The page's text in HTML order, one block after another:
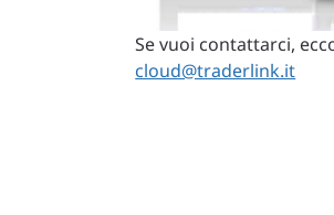
Se vuoi contattarci,
cloud@traderlink.it